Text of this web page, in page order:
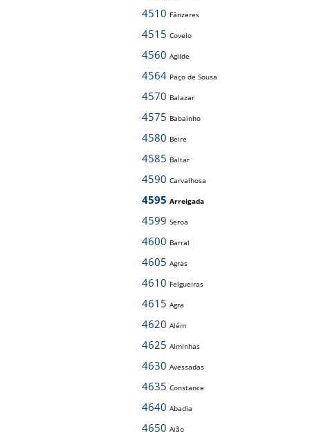
4510 Fânzeres
4515 Covelo
4560 Agilde
4564 Paço de Sousa
4570 Balazar
4575 Babainho
4580 Beire
4585 Baltar
4590 Carvalhosa
4595 Arreigada
4599 Seroa
4600 Barral
4605 Agras
4610 Felgueiras
4615 Agra
4620 Além
4625 Alminhas
4630 Avessadas
4635 Constance
4640 Abadia
4650 Aião